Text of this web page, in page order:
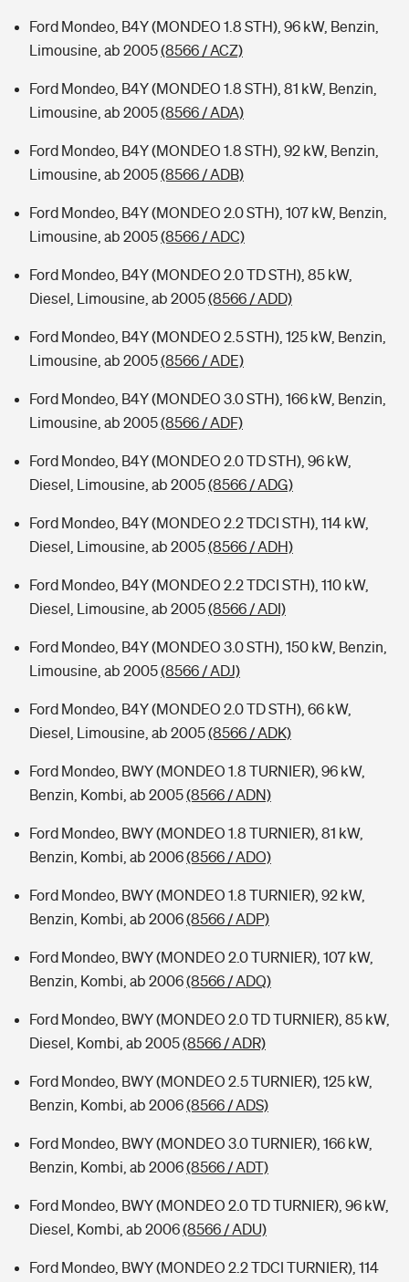
Ford Mondeo, B4Y (MONDEO 1.8 STH), 96 kW, Benzin,
Limousine, ab 2005(8566 / ACZ)
Ford Mondeo, B4Y (MONDEO 1.8 STH), 81 kW, Benzin,
Limousine, ab 2005(8566 / ADA)
Ford Mondeo, B4Y (MONDEO 1.8 STH), 92 kW, Benzin,
Limousine, ab 2005(8566 / ADB)
Ford Mondeo, B4Y (MONDEO 2.0 STH), 107 kW, Benzin,
Limousine, ab 2005(8566 / ADC)
Ford Mondeo, B4Y (MONDEO 2.0 TD STH), 85 kW,
Diesel, Limousine, ab 2005(8566 / ADD)
Ford Mondeo, B4Y (MONDEO 2.5 STH), 125 kW, Benzin,
Limousine, ab 2005(8566 / ADE)
Ford Mondeo, B4Y (MONDEO 3.0 STH), 166 kW, Benzin,
Limousine, ab 2005(8566 / ADF)
Ford Mondeo, B4Y (MONDEO 2.0 TD STH), 96 kW,
Diesel, Limousine, ab 2005(8566 / ADG)
Ford Mondeo, B4Y (MONDEO 2.2 TDCI STH), 114 kW,
Diesel, Limousine, ab 2005(8566 / ADH)
Ford Mondeo, B4Y (MONDEO 2.2 TDCI STH), 110 kW,
Diesel, Limousine, ab 2005(8566 / ADI)
Ford Mondeo, B4Y (MONDEO 3.0 STH), 150 kW, Benzin,
Limousine, ab 2005(8566 / ADJ)
Ford Mondeo, B4Y (MONDEO 2.0 TD STH), 66 kW,
Diesel, Limousine, ab 2005(8566 / ADK)
Ford Mondeo, BWY (MONDEO 1.8 TURNIER), 96 kW,
Benzin, Kombi, ab 2005(8566 / ADN)
Ford Mondeo, BWY (MONDEO 1.8 TURNIER), 81 kW,
Benzin, Kombi, ab 2006(8566 / ADO)
Ford Mondeo, BWY (MONDEO 1.8 TURNIER), 92 kW,
Benzin, Kombi, ab 2006(8566 / ADP)
Ford Mondeo, BWY (MONDEO 2.0 TURNIER), 107 kW,
Benzin, Kombi, ab 2006(8566 / ADQ)
Ford Mondeo, BWY (MONDEO 2.0 TD TURNIER), 85 kW,
Diesel, Kombi, ab 2005(8566 / ADR)
Ford Mondeo, BWY (MONDEO 2.5 TURNIER), 125 kW,
Benzin, Kombi, ab 2006(8566 / ADS)
Ford Mondeo, BWY (MONDEO 3.0 TURNIER), 166 kW,
Benzin, Kombi, ab 2006(8566 / ADT)
Ford Mondeo, BWY (MONDEO 2.0 TD TURNIER), 96 kW,
Diesel, Kombi, ab 2006(8566 / ADU)
Ford Mondeo, BWY (MONDEO 2.2 TDCI TURNIER), 114